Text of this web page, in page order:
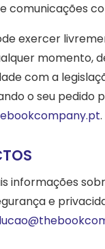
comunicações
exercer
momento,
com a
o seu pedido
.
informações
e